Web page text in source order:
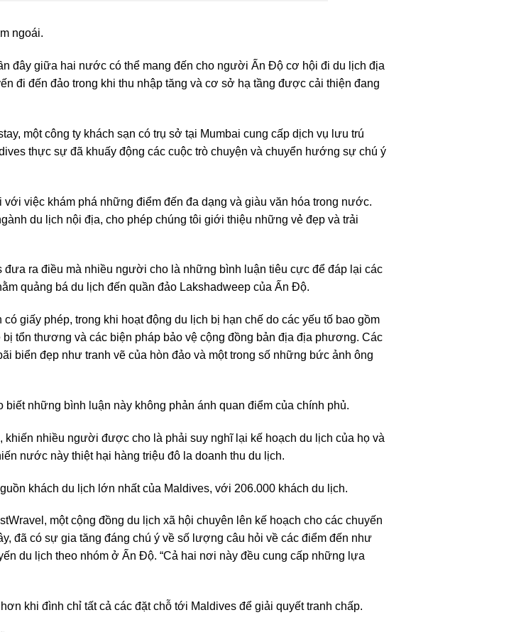
ngoái.
đây giữa hai nước có thể mang đến cho người Ấn Độ cơ hội đi du lịch địa
đi đến đảo trong khi thu nhập tăng và cơ sở hạ tầng được cải thiện đang
một công ty khách sạn có trụ sở tại Mumbai cung cấp dịch vụ lưu trú
thực sự đã khuấy động các cuộc trò chuyện và chuyển hướng sự chú ý
việc khám phá những điểm đến đa dạng và giàu văn hóa trong nước.
du lịch nội địa, cho phép chúng tôi giới thiệu những vẻ đẹp và trải
ra điều mà nhiều người cho là những bình luận tiêu cực để đáp lại các
quảng bá du lịch đến quần đảo Lakshadweep của Ấn Độ.
giấy phép, trong khi hoạt động du lịch bị hạn chế do các yếu tố bao gồm
tổn thương và các biện pháp bảo vệ cộng đồng bản địa địa phương. Các
biển đẹp như tranh vẽ của hòn đảo và một trong số những bức ảnh ông
những bình luận này không phản ánh quan điểm của chính phủ.
nhiều người được cho là phải suy nghĩ lại kế hoạch du lịch của họ và
nước này thiệt hại hàng triệu đô la doanh thu du lịch.
khách du lịch lớn nhất của Maldives, với 206.000 khách du lịch.
một cộng đồng du lịch xã hội chuyên lên kế hoạch cho các chuyến
đã có sự gia tăng đáng chú ý về số lượng câu hỏi về các điểm đến như
du lịch theo nhóm ở Ấn Độ. “Cả hai nơi này đều cung cấp những lựa
khi đình chỉ tất cả các đặt chỗ tới Maldives để giải quyết tranh chấp.